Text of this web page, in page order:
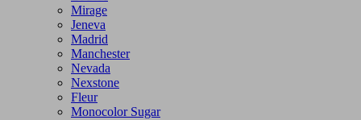
Mirage
Jeneva
Madrid
Manchester
Nevada
Nexstone
Fleur
Monocolor Sugar